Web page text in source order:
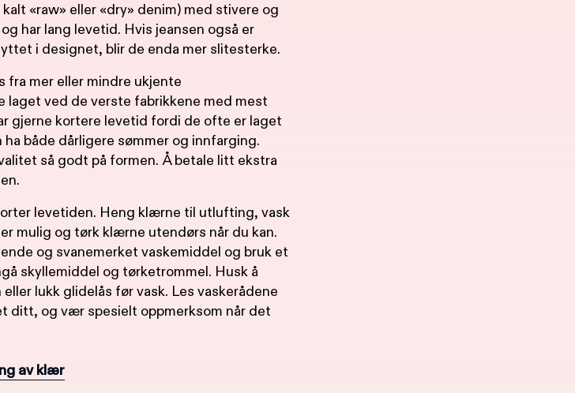
«raw» eller «dry» denim) med stivere og
har lang levetid. Hvis jeansen også er
i designet, blir de enda mer slitesterke.
fra mer eller mindre ukjente
laget ved de verste fabrikkene med mest
gjerne kortere levetid fordi de ofte er laget
både dårligere sømmer og innfarging.
så godt på formen. Å betale litt ekstra
levetiden. Heng klærne til utlufting, vask
mulig og tørk klærne utendørs når du kan.
og svanemerket vaskemiddel og bruk et
skyllemiddel og tørketrommel. Husk å
lukk glidelås før vask. Les vaskerådene
ditt, og vær spesielt oppmerksom når det
av klær